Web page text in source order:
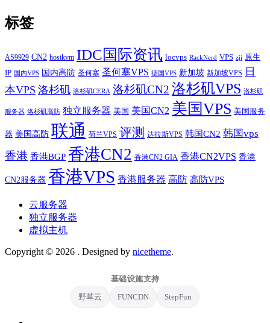
标签
AS9929 CN2 hostkvm IDC国际资讯 locvps RackNerd VPS zji 原生
IP 国内VPS 国内高防 圣何塞 圣何塞VPS 德国VPS 新加坡 新加坡VPS 日
本VPS 洛杉矶 洛杉矶CERA 洛杉矶CN2 洛杉矶VPS 洛杉矶
服务器 洛杉矶高防 独立服务器 美国 美国CN2 美国VPS 美国服务
器 美国高防 联通 荷兰VPS 评测 达拉斯VPS 韩国CN2 韩国vps
香港 香港BGP 香港CN2 香港CN2 GIA 香港CN2VPS 香港
CN2服务器 香港VPS 香港服务器 高防 高防VPS
云服务器
独立服务器
虚拟主机
Copyright © 2026 . Designed by nicetheme.
基础设施支持
野草云
FUNCDN StepFun